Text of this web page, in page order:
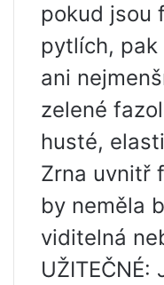
pokud jsou
pytlích, pak
ani
zelené
husté,
Zrna uvnitř
by neměla
viditelná